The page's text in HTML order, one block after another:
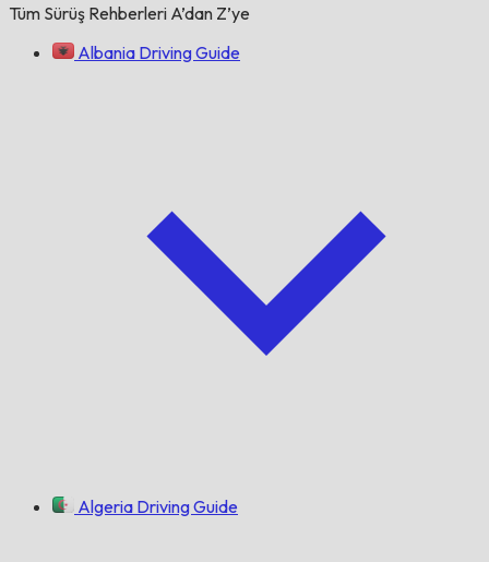
Tüm Sürüş Rehberleri A’dan Z’ye
Albania Driving Guide
Algeria Driving Guide